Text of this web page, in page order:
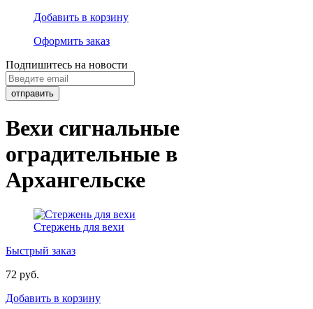
Добавить в корзину
Оформить заказ
Подпишитесь на новости
Вехи сигнальные
оградительные в
Архангельске
Стержень для вехи
Быстрый заказ
72 руб.
Добавить в корзину